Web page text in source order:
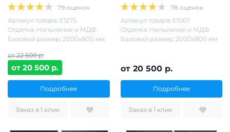
79 оценок
Артикул товара: Е1275
Отделка: Напыление и МДФ
Базовый размер: 2000х800 мм
от 22 500 р.
от 20 500 р.
Подробнее
Заказ в 1 клик
78 оценок
Артикул товара: Е1067
Отделка: Напыление и МДФ
Базовый размер: 2000х800 мм
от 20 500 р.
Подробнее
Заказ в 1 клик